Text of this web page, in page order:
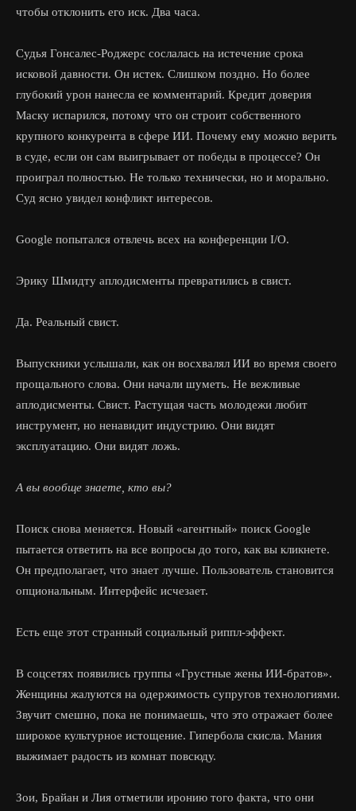
чтобы отклонить его иск. Два часа.
Судья Гонсалес-Роджерс сослалась на истечение срока
исковой давности. Он истек. Слишком поздно. Но более
глубокий урон нанесла ее комментарий. Кредит доверия
Маску испарился, потому что он строит собственного
крупного конкурента в сфере ИИ. Почему ему можно верить
в суде, если он сам выигрывает от победы в процессе? Он
проиграл полностью. Не только технически, но и морально.
Суд ясно увидел конфликт интересов.
Google попытался отвлечь всех на конференции I/O.
Эрику Шмидту аплодисменты превратились в свист.
Да. Реальный свист.
Выпускники услышали, как он восхвалял ИИ во время своего
прощального слова. Они начали шуметь. Не вежливые
аплодисменты. Свист. Растущая часть молодежи любит
инструмент, но ненавидит индустрию. Они видят
эксплуатацию. Они видят ложь.
А вы вообще знаете, кто вы?
Поиск снова меняется. Новый «агентный» поиск Google
пытается ответить на все вопросы до того, как вы кликнете.
Он предполагает, что знает лучше. Пользователь становится
опциональным. Интерфейс исчезает.
Есть еще этот странный социальный риппл-эффект.
В соцсетях появились группы «Грустные жены ИИ-братов».
Женщины жалуются на одержимость супругов технологиями.
Звучит смешно, пока не понимаешь, что это отражает более
широкое культурное истощение. Гипербола скисла. Мания
выжимает радость из комнат повсюду.
Зои, Брайан и Лия отметили иронию того факта, что они